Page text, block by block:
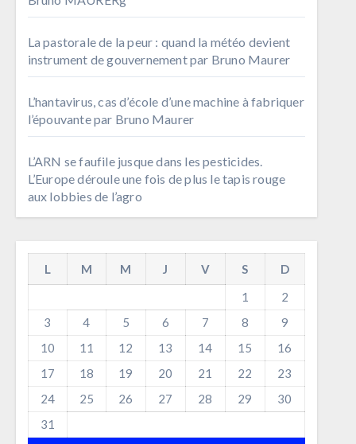
La pastorale de la peur : quand la météo devient
instrument de gouvernement par Bruno Maurer
L’hantavirus, cas d’école d’une machine à fabriquer
l’épouvante par Bruno Maurer
L’ARN se faufile jusque dans les pesticides.
L’Europe déroule une fois de plus le tapis rouge
aux lobbies de l’agro
L M M J V S
D
1
2
3
4 5 6 7 8
9
10
11 12 13 14 15
16
17
18 19 20 21 22
23
24
25 26 27 28 29
30
31